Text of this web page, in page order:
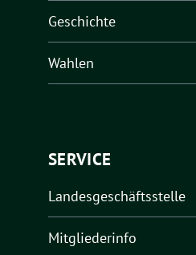
Geschichte
Wahlen
SERVICE
Landesgeschäftsstelle
Mitgliederinfo